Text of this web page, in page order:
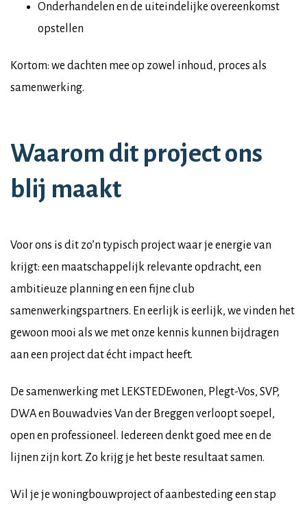
Onderhandelen en de uiteindelijke overeenkomst
opstellen
Kortom: we dachten mee op zowel inhoud, proces als
samenwerking.
Waarom dit project ons
blij maakt
Voor ons is dit zo’n typisch project waar je energie van
krijgt: een maatschappelijk relevante opdracht, een
ambitieuze planning en een fijne club
samenwerkingspartners. En eerlijk is eerlijk, we vinden het
gewoon mooi als we met onze kennis kunnen bijdragen
aan een project dat écht impact heeft.
De samenwerking met LEKSTEDEwonen, Plegt-Vos, SVP,
DWA en Bouwadvies Van der Breggen verloopt soepel,
open en professioneel. Iedereen denkt goed mee en de
lijnen zijn kort. Zo krijg je het beste resultaat samen.
Wil je je woningbouwproject of aanbesteding een stap